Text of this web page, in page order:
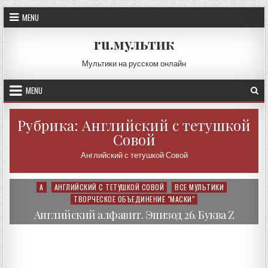
Skip
to
content
MENU
ru.мультик
Мультики на русском онлайн
MENU
Рубрика: Английский с тетушкой
Совой
Английский с тетушкой Совой
Posted
А АНГЛИЙСКИЙ С ТЕТУШКОЙ СОВОЙ
ВСЕ МУЛЬТИКИ
ТВОРЧЕСКОЕ ОБЪЕДИНЕНИЕ "МАСКИ"
Английский алфавит. Эпизод 26. Буква Z